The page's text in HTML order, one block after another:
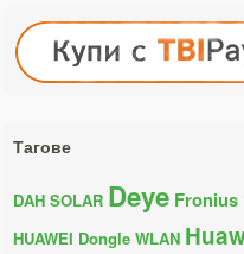
Тагове
DAH SOLAR Deye Fronius
HUAWEI Dongle WLAN